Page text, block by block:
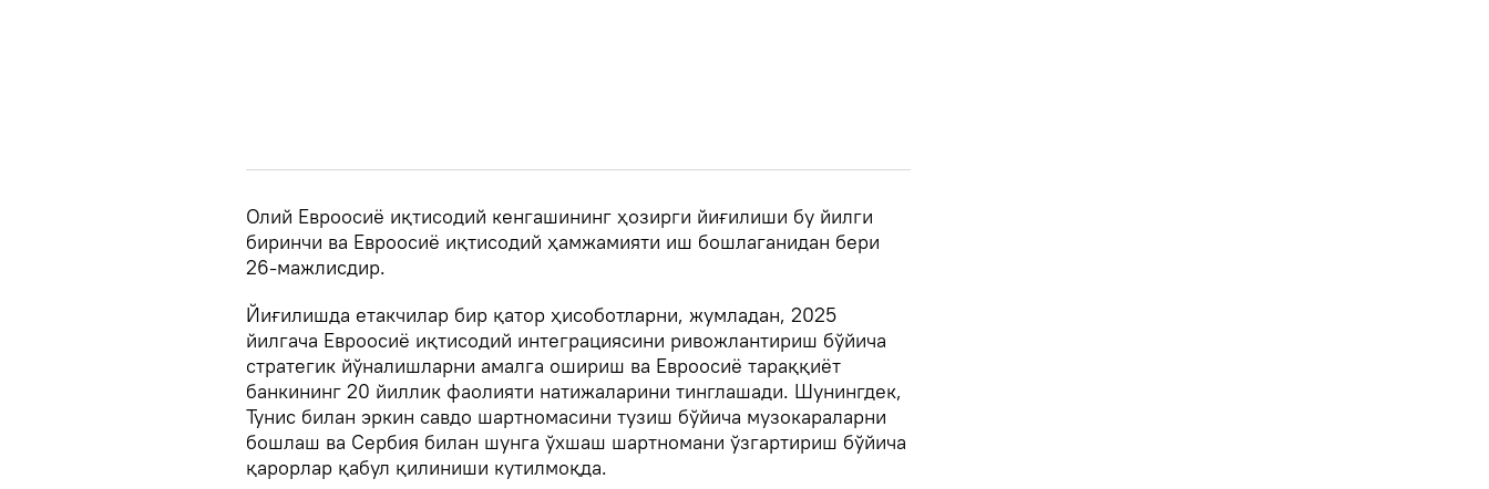
Олий Евроосиё иқтисодий кенгашининг ҳозирги йиғилиши бу йилги
биринчи ва Евроосиё иқтисодий ҳамжамияти иш бошлаганидан бери
26-мажлисдир.
Йиғилишда етакчилар бир қатор ҳисоботларни, жумладан, 2025
йилгача Евроосиё иқтисодий интеграциясини ривожлантириш бўйича
стратегик йўналишларни амалга ошириш ва Евроосиё тараққиёт
банкининг 20 йиллик фаолияти натижаларини тинглашади. Шунингдек,
Тунис билан эркин савдо шартномасини тузиш бўйича музокараларни
бошлаш ва Сербия билан шунга ўхшаш шартномани ўзгартириш бўйича
қарорлар қабул қилиниши кутилмоқда.